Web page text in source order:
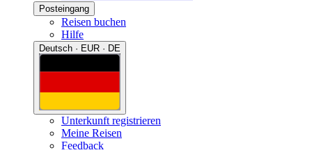
Posteingang
Reisen buchen
Hilfe
Deutsch · EUR · DE
Unterkunft registrieren
Meine Reisen
Feedback